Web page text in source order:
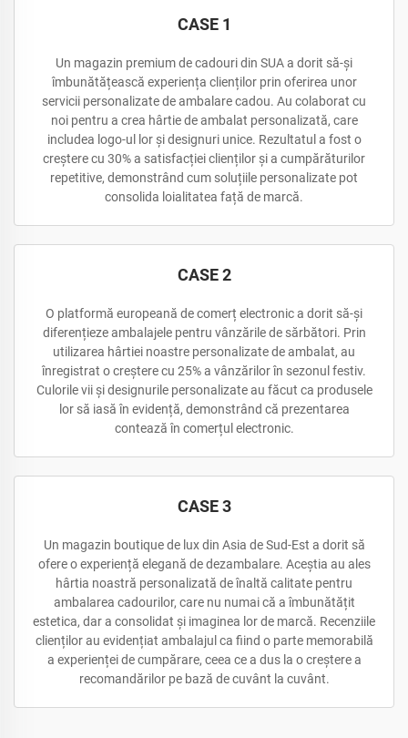
CASE 1
Un magazin premium de cadouri din SUA a dorit să-și
îmbunătățească experiența clienților prin oferirea unor
servicii personalizate de ambalare cadou. Au colaborat cu
noi pentru a crea hârtie de ambalat personalizată, care
includea logo-ul lor și designuri unice. Rezultatul a fost o
creștere cu 30% a satisfacției clienților și a cumpărăturilor
repetitive, demonstrând cum soluțiile personalizate pot
consolida loialitatea față de marcă.
CASE 2
O platformă europeană de comerț electronic a dorit să-și
diferențieze ambalajele pentru vânzările de sărbători. Prin
utilizarea hârtiei noastre personalizate de ambalat, au
înregistrat o creștere cu 25% a vânzărilor în sezonul festiv.
Culorile vii și designurile personalizate au făcut ca produsele
lor să iasă în evidență, demonstrând că prezentarea
contează în comerțul electronic.
CASE 3
Un magazin boutique de lux din Asia de Sud-Est a dorit să
ofere o experiență elegană de dezambalare. Aceștia au ales
hârtia noastră personalizată de înaltă calitate pentru
ambalarea cadourilor, care nu numai că a îmbunătățit
estetica, dar a consolidat și imaginea lor de marcă. Recenziile
clienților au evidențiat ambalajul ca fiind o parte memorabilă
a experienței de cumpărare, ceea ce a dus la o creștere a
recomandărilor pe bază de cuvânt la cuvânt.